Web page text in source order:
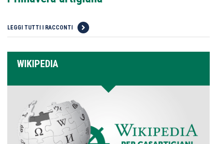
LEGGI TUTTI I RACCONTI
WIKIPEDIA